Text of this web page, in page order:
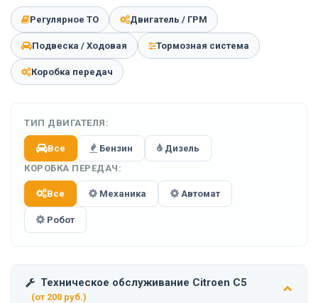
Регулярное ТО Двигатель / ГРМ
Подвеска / Ходовая Тормозная система
Коробка передач
ТИП ДВИГАТЕЛЯ:
Все Бензин
Дизель
КОРОБКА ПЕРЕДАЧ:
Все Механика Автомат
Робот
Техническое обслуживание Citroen C5
(от 200 руб.)